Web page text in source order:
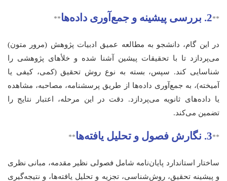
**2. بررسی پیشینه و جمع‌آوری داده‌ها **
در این گام، دانشجو به مطالعه عمیق ادبیات پژوهش (مرور متون)
می‌پردازد تا با تحقیقات پیشین آشنا شده و خلأهای پژوهشی را
شناسایی کند. سپس، بسته به نوع روش تحقیق (کمی، کیفی یا
آمیخته)، به جمع‌آوری داده‌ها از طریق پرسشنامه، مصاحبه، مشاهده
یا داده‌های ثانویه می‌پردازد. دقت در این مرحله، اعتبار نتایج را
تضمین می‌کند.
**3. نگارش فصول و تحلیل یافته‌ها **
ساختار استاندارد پایان‌نامه شامل فصولی نظیر مقدمه، مبانی نظری
و پیشینه تحقیق، روش‌شناسی، تجزیه و تحلیل یافته‌ها، و نتیجه‌گیری